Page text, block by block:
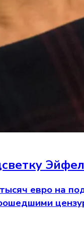
евро на